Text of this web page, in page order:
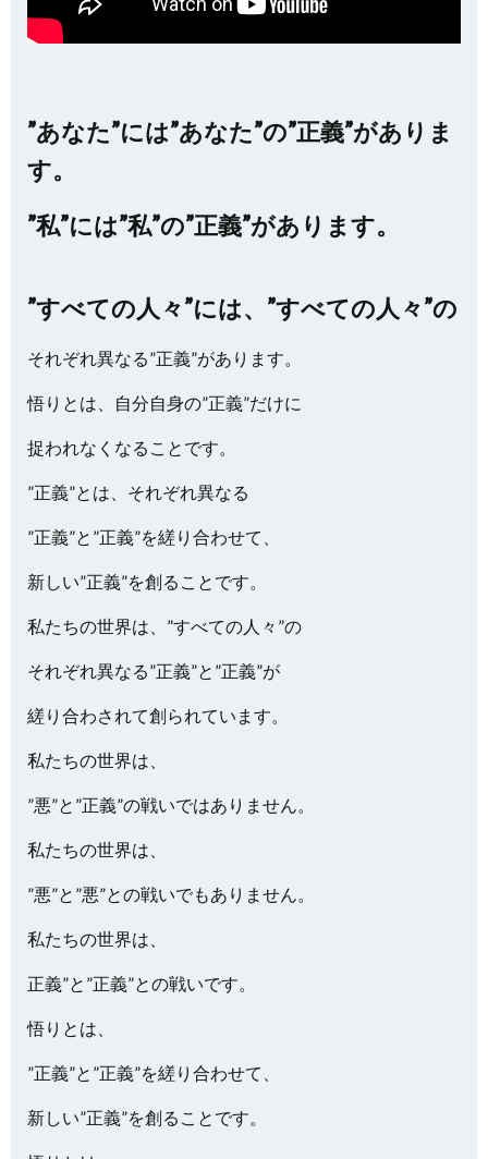
”あなた”には”あなた”の”正義”がありま
す。
”私”には”私”の”正義”があります。
”すべての人々”には、”すべての人々”の
それぞれ異なる”正義”があります。
悟りとは、自分自身の”正義”だけに
捉われなくなることです。
”正義”とは、それぞれ異なる
”正義”と”正義”を縒り合わせて、
新しい”正義”を創ることです。
私たちの世界は、”すべての人々”の
それぞれ異なる”正義”と”正義”が
縒り合わされて創られています。
私たちの世界は、
”悪”と”正義”の戦いではありません。
私たちの世界は、
”悪”と”悪”との戦いでもありません。
私たちの世界は、
正義”と”正義”との戦いです。
悟りとは、
”正義”と”正義”を縒り合わせて、
新しい”正義”を創ることです。